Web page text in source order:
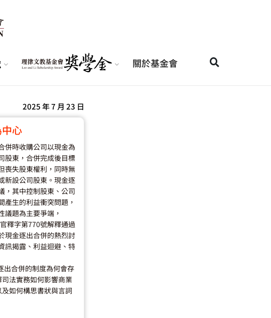
關於基金會
2025 年 7 月 23 日
心
併時收購公司以現金為
股東，合併完成後目標
喪失股東權利，同時無
新設公司股東。現金逐
，其中控制股東、公司
產生的利益衝突問題，
議題為主要爭端，
釋字第770號解釋通過
現金逐出合併的熱烈討
訊揭露、利益迴避、特
出合併的制度為何會存
法實務如何影響商業
如何構思書狀與言詞